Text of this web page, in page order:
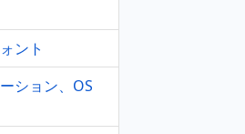
ント
ション、OS